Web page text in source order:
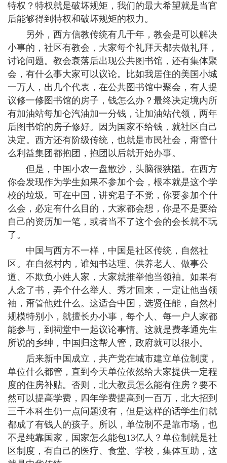
特权？特权就是破坏规矩，我们的最大希望就是当官
后能够得到特权和破坏规矩的权力。
另外，西方信教传统有几千年，教会是可以解决
小事的，社区有教会，大家每个礼拜天都去做礼拜，
讨论问题。教会衰落后出现公共图书馆，还有集体聚
会，有什么事大家可以议论。比如我居住的美国小城
一万人，出几个代表，在公共图书馆中聚会，有人提
议修一修图书馆的房子，钱怎么办？最终决定境内所
有加油站每加仑汽油加一分钱，让加油站代领，两年
后图书馆的房子修好。因为国家不给钱，就社区自己
决定。西方还有阶级传统，也就是市民社会，甭管什
么利益集团都抱团，抱团以后就开始办事。
但是，中国小农一盘散沙，头脑很狭隘。在西方
你会发现作为学生如果不参加个会，根本就是这个学
校的垃圾。可在中国，讲究君子不党，你要参加个什
么会，必定有什么目的，大家都会想，你是不是要给
自己的资历加一笔，或者当不了这个会的会长就不玩
了。
中国与西方不一样，中国是社区传统，自然社
区。在自然村内，谁知书达理、供养老人、做事公
道、不欺负小姓人家，大家就推举他当领袖。如果有
人念了书，弄个什么举人、秀才回来，一定让他当领
袖，甭管他姓什么。这适合中国，选贤任能，自然村
规模特别小，就擅长办小事，每个人、每一户人家都
能参与，到祠堂中一起议论事情。这就是费孝通先生
所说的乡绅，中国归这帮人管，政府就可以很小。
后来新中国成立，共产党在城市建立单位制度，
单位什么都管，直到今天单位依然给大家提供一定程
度的住房补贴。否则，北大教员怎么能有住房？要不
然可以提高学费，四年学费提高到一百万，北大招到
三千本科生仍一点问题没有，但是这样的话学生们就
都成了有钱人的孩子。所以，单位制不是靠市场，也
不是纯靠国家，国家怎么能包13亿人？单位制就是社
区制度，有自己的医疗、食堂、学校，集体互助，这